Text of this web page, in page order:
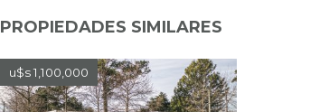
PROPIEDADES SIMILARES
u$s 1,100,000